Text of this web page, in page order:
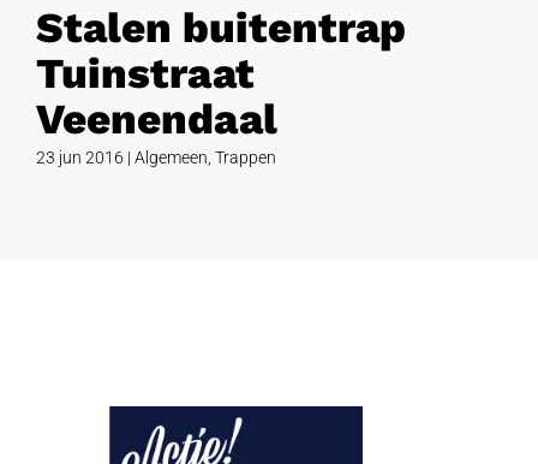
Stalen buitentrap
Tuinstraat
Veenendaal
23 jun 2016 | Algemeen Trappen